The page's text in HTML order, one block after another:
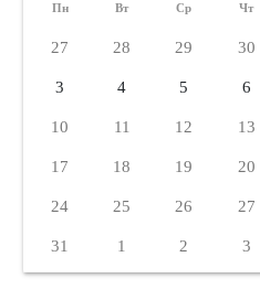
Пн Вт Ср Чт
27 28 29 30
3 4 5 6
10 11 12 13
17 18 19 20
24 25 26 27
31 1 2 3